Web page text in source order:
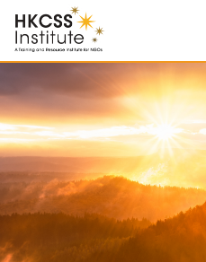
HKCSS
Institute